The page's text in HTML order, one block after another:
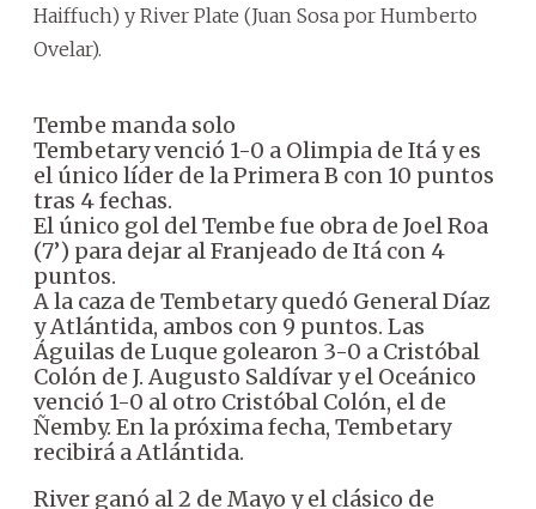
Haiffuch) y River Plate (Juan Sosa por Humberto
Ovelar).
Tembe manda solo
Tembetary venció 1-0 a Olimpia de Itá y es
el único líder de la Primera B con 10 puntos
tras 4 fechas.
El único gol del Tembe fue obra de Joel Roa
(7’) para dejar al Franjeado de Itá con 4
puntos.
A la caza de Tembetary quedó General Díaz
y Atlántida, ambos con 9 puntos. Las
Águilas de Luque golearon 3-0 a Cristóbal
Colón de J. Augusto Saldívar y el Oceánico
venció 1-0 al otro Cristóbal Colón, el de
Ñemby. En la próxima fecha, Tembetary
recibirá a Atlántida.
River ganó al 2 de Mayo y el clásico de